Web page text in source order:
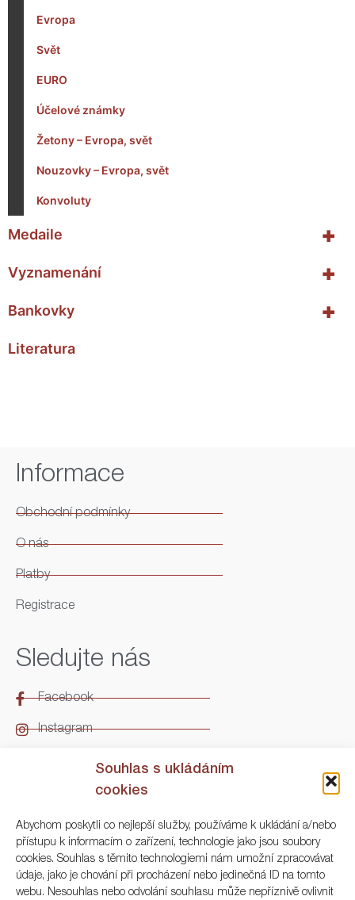
Souhlas s ukládáním
cookies
Abychom poskytli co nejlepší služby, používáme k ukládání a/nebo
přístupu k informacím o zařízení, technologie jako jsou soubory
cookies. Souhlas s těmito technologiemi nám umožní zpracovávat
údaje, jako je chování při procházení nebo jedinečná ID na tomto
webu. Nesouhlas nebo odvolání souhlasu může nepříznivě ovlivnit
Evropa
Svět
EURO
Účelové známky
Žetony – Evropa, svět
Nouzovky – Evropa, svět
Konvoluty
+
Medaile
+
Vyznamenání
+
Bankovky
Literatura
Informace
Obchodní podmínky
O nás
Platby
Registrace
Sledujte nás
Facebook
Instagram
Kontakt
ARGO Numismatika
Korunní 83, Praha 3